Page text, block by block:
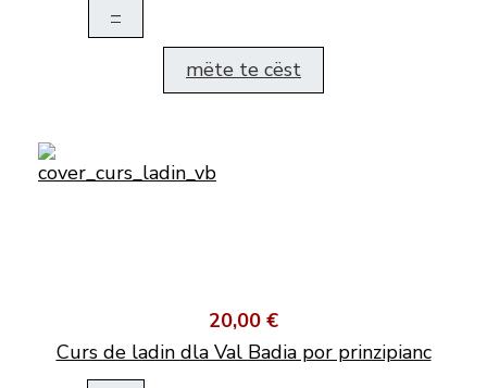
–
mëte te cëst
20,00 €
Curs de ladin dla Val Badia por prinzipianc